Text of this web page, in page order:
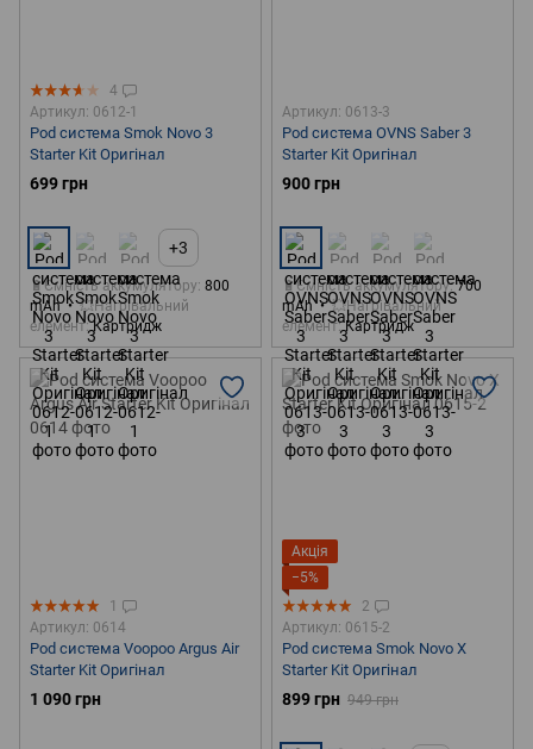
4
Артикул: 0612-1
Pod система Smok Novo 3
Starter Kit Оригінал
699 грн
+3
🔋Ємність аккумулятору 800
mAh
💥Нагрівальний
елемент Картридж
Артикул: 0613-3
Pod система OVNS Saber 3
Starter Kit Оригінал
900 грн
🔋Ємність аккумулятору 700
mAh
💥Нагрівальний
елемент Картридж
1
Артикул: 0614
Pod система Voopoo Argus Air
Starter Kit Оригінал
1 090 грн
Акція
−5%
2
Артикул: 0615-2
Pod система Smok Novo X
Starter Kit Оригінал
899 грн 949 грн